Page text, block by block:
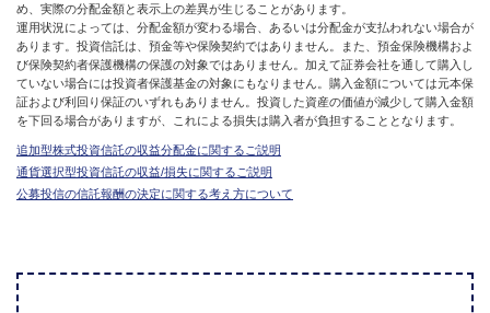
め、実際の分配金額と表示上の差異が生じることがあります。
運用状況によっては、分配金額が変わる場合、あるいは分配金が支払われない場合が
あります。投資信託は、預金等や保険契約ではありません。また、預金保険機構およ
び保険契約者保護機構の保護の対象ではありません。加えて証券会社を通して購入し
ていない場合には投資者保護基金の対象にもなりません。購入金額については元本保
証および利回り保証のいずれもありません。投資した資産の価値が減少して購入金額
を下回る場合がありますが、これによる損失は購入者が負担することとなります。
追加型株式投資信託の収益分配金に関するご説明
通貨選択型投資信託の収益/損失に関するご説明
公募投信の信託報酬の決定に関する考え方について